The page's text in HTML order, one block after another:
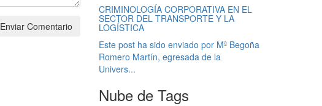
Enviar Comentario
CRIMINOLOGÍA CORPORATIVA EN EL
SECTOR DEL TRANSPORTE Y LA
LOGÍSTICA
Este post ha sido enviado por Mª Begoña
Romero Martín, egresada de la
Univers...
Nube de Tags